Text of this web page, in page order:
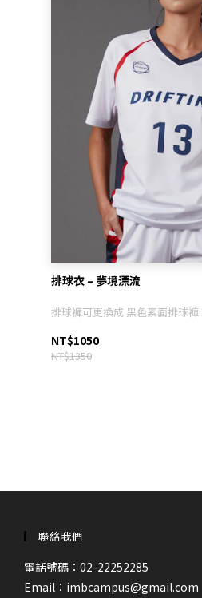
排球衣 – 夢境漂流
排球褲可更換成 黑色素面排球褲
NT$1050
NT$1350
聯絡我們
電話號碼：02-22252285
Email：imbcampus@gmail.com